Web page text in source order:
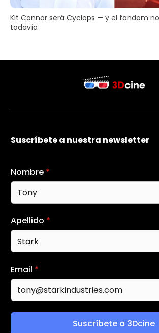
Kit Connor será Cyclops — y el fandom
todavía
Suscríbete a nuestra newsletter
Nombre *
Apellido *
Email *
Suscríbete a 3Dcine